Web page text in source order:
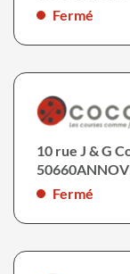
Fermé
10 rue J & G
50660
Fermé